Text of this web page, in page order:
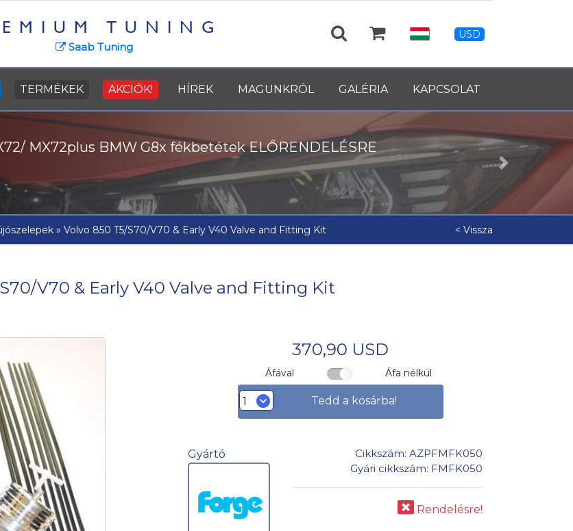
TUNING
Saab Tuning
USD
TERMÉKEK AKCIÓK! HÍREK MAGUNKRÓL GALÉRIA KAPCSOLAT
MX72plus BMW G8x fékbetétek ELŐRENDELÉSRE
Next
» Volvo 850 T5/S70/V70 & Early V40 Valve and Fitting Kit < Vissza
V70 & Early V40 Valve and Fitting Kit
370,90 USD
Áfával Áfa nélkül
Tedd a kosárba!
Gyártó
Cikkszám: AZPFMFK050
Gyári cikkszám: FMFK050
Rendelésre!